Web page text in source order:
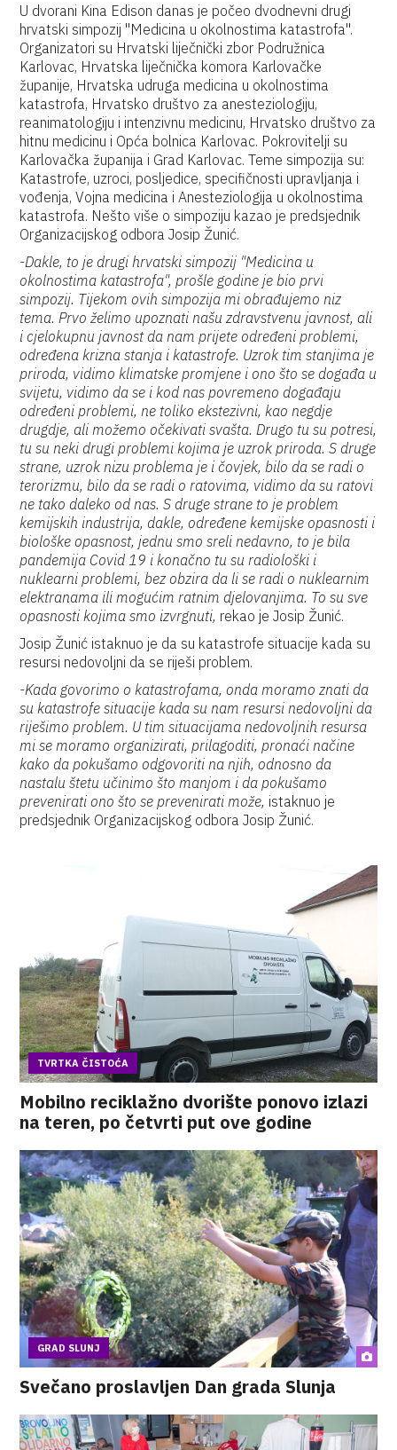
U dvorani Kina Edison danas je počeo dvodnevni drugi
hrvatski simpozij "Medicina u okolnostima katastrofa".
Organizatori su Hrvatski liječnički zbor Podružnica
Karlovac, Hrvatska liječnička komora Karlovačke
županije, Hrvatska udruga medicina u okolnostima
katastrofa, Hrvatsko društvo za anesteziologiju,
reanimatologiju i intenzivnu medicinu, Hrvatsko društvo za
hitnu medicinu i Opća bolnica Karlovac. Pokrovitelji su
Karlovačka županija i Grad Karlovac. Teme simpozija su:
Katastrofe, uzroci, posljedice, specifičnosti upravljanja i
vođenja, Vojna medicina i Anesteziologija u okolnostima
katastrofa. Nešto više o simpoziju kazao je predsjednik
Organizacijskog odbora Josip Žunić.
-Dakle, to je drugi hrvatski simpozij "Medicina u
okolnostima katastrofa", prošle godine je bio prvi
simpozij. Tijekom ovih simpozija mi obrađujemo niz
tema. Prvo želimo upoznati našu zdravstvenu javnost, ali
i cjelokupnu javnost da nam prijete određeni problemi,
određena krizna stanja i katastrofe. Uzrok tim stanjima je
priroda, vidimo klimatske promjene i ono što se događa u
svijetu, vidimo da se i kod nas povremeno događaju
određeni problemi, ne toliko ekstezivni, kao negdje
drugdje, ali možemo očekivati svašta. Drugo tu su potresi,
tu su neki drugi problemi kojima je uzrok priroda. S druge
strane, uzrok nizu problema je i čovjek, bilo da se radi o
terorizmu, bilo da se radi o ratovima, vidimo da su ratovi
ne tako daleko od nas. S druge strane to je problem
kemijskih industrija, dakle, određene kemijske opasnosti i
biološke opasnost, jednu smo sreli nedavno, to je bila
pandemija Covid 19 i konačno tu su radiološki i
nuklearni problemi, bez obzira da li se radi o nuklearnim
elektranama ili mogućim ratnim djelovanjima. To su sve
opasnosti kojima smo izvrgnuti, rekao je Josip Žunić.
Josip Žunić istaknuo je da su katastrofe situacije kada su
resursi nedovoljni da se riješi problem.
-Kada govorimo o katastrofama, onda moramo znati da
su katastrofe situacije kada su nam resursi nedovoljni da
riješimo problem. U tim situacijama nedovoljnih resursa
mi se moramo organizirati, prilagoditi, pronaći načine
kako da pokušamo odgovoriti na njih, odnosno da
nastalu štetu učinimo što manjom i da pokušamo
prevenirati ono što se prevenirati može, istaknuo je
predsjednik Organizacijskog odbora Josip Žunić.
TVRTKA ČISTOĆA
Mobilno reciklažno dvorište ponovo izlazi
na teren, po četvrti put ove godine
GRAD SLUNJ
Svečano proslavljen Dan grada Slunja